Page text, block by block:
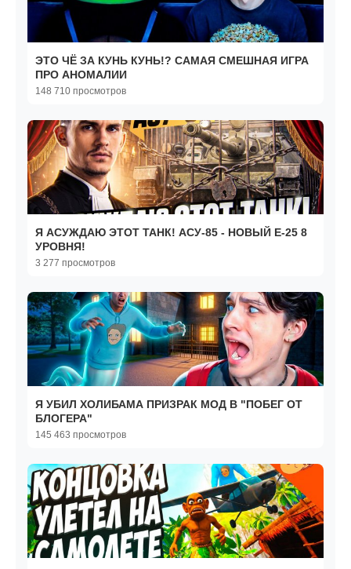
ЭТО ЧЁ ЗА КУНЬ КУНЬ!? САМАЯ СМЕШНАЯ ИГРА
ПРО АНОМАЛИИ
148 710 просмотров
Я АСУЖДАЮ ЭТОТ ТАНК! АСУ-85 - НОВЫЙ E-25 8
УРОВНЯ!
3 277 просмотров
Я УБИЛ ХОЛИБАМА ПРИЗРАК МОД В "ПОБЕГ ОТ
БЛОГЕРА"
145 463 просмотров